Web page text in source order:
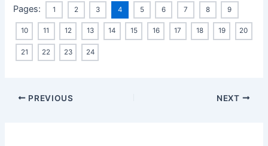
Pages: 1 2 3 4 5 6 7 8 9
10 11 12 13 14 15 16 17 18 19 20
21 22 23 24
Post
PREVIOUS NEXT